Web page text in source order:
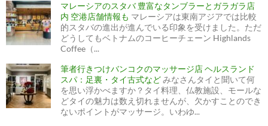
マレーシアのスタバ 豊富なタンブラーとガラガラ店
内 空港店舗情報も マレーシアは東南アジアでは比較
的スタバの進出が進んでいる印象を受けました。ただ
どうしてもベトナムのコーヒーチェーン Highlands
Coffee（...
筆者行きつけバンコクのマッサージ店 ヘルスランド
スパ：足裏・タイ古式などみなさんタイと聞いて何
を思い浮かべますか？タイ料理、仏教施設、モールな
どタイの魅力は数え切れませんが、欠かすことのでき
ないポイントがマッサージ。いわゆ...